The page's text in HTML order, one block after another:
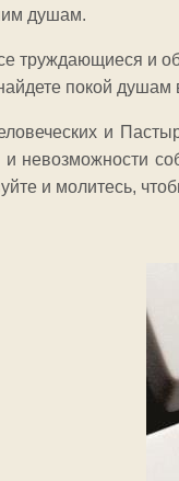
душам.
труждающиеся и
покой
и
и невозможности
и молитесь,